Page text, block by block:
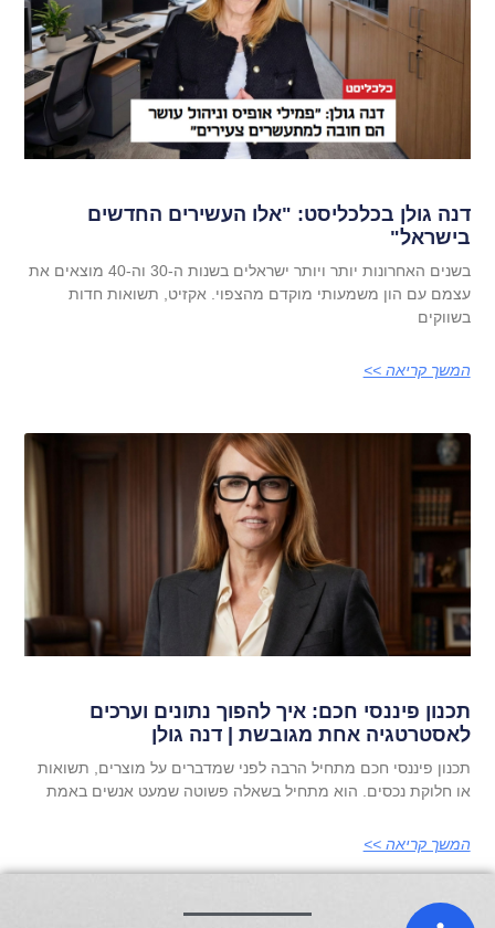
דנה גולן בכלכליסט: "אלו העשירים החדשים
בישראל"
בשנים האחרונות יותר ויותר ישראלים בשנות ה-30 וה-40 מוצאים את
עצמם עם הון משמעותי מוקדם מהצפוי. אקזיט, תשואות חדות
בשווקים
המשך קריאה >>
תכנון פיננסי חכם: איך להפוך נתונים וערכים
לאסטרטגיה אחת מגובשת | דנה גולן
תכנון פיננסי חכם מתחיל הרבה לפני שמדברים על מוצרים, תשואות
או חלוקת נכסים. הוא מתחיל בשאלה פשוטה שמעט אנשים באמת
המשך קריאה >>